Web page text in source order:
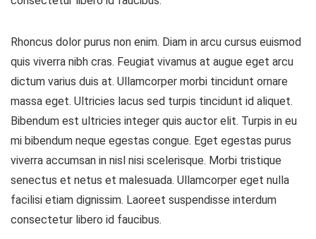
Rhoncus dolor purus non enim. Diam in arcu cursus euismod
quis viverra nibh cras. Feugiat vivamus at augue eget arcu
dictum varius duis at. Ullamcorper morbi tincidunt ornare
massa eget. Ultricies lacus sed turpis tincidunt id aliquet.
Bibendum est ultricies integer quis auctor elit. Turpis in eu
mi bibendum neque egestas congue. Eget egestas purus
viverra accumsan in nisl nisi scelerisque. Morbi tristique
senectus et netus et malesuada. Ullamcorper eget nulla
facilisi etiam dignissim. Laoreet suspendisse interdum
consectetur libero id faucibus.